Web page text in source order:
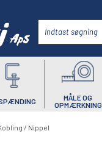
MÅLE OG
OPMÆRKNING
/ Nippel